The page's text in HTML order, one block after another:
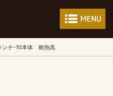
フードパッケー
ンチ-10本体 耐熱黒